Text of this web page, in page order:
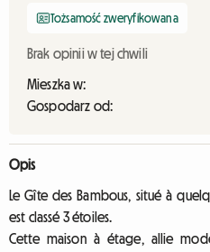
Tożsamość zweryfikowana
Brak opinii w tej chwili
Mieszka w:
Gospodarz od:
Opis
Le Gîte des Bambous, situé à
est classé 3 étoiles.
Cette maison à étage, allie